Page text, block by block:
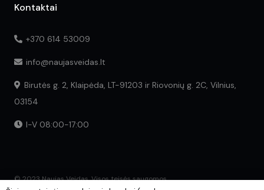
Kontaktai
+370 614 53009
info@naujasveidas.lt
Birutės g. 2, Klaipėda, LT-91203 ir Riovonių g. 2C, Vilnius,
03154
I-V 08:00-17:00
© 2023 Naujas Veidas. Visos teisės saugomos.